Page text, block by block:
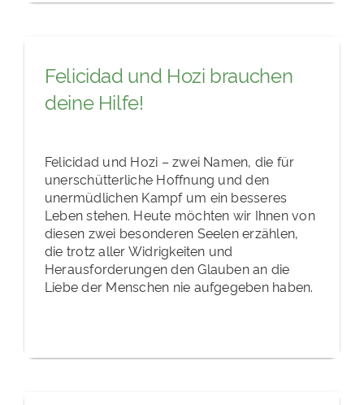
Felicidad und Hozi brauchen
deine Hilfe!
Felicidad und Hozi – zwei Namen, die für
unerschütterliche Hoffnung und den
unermüdlichen Kampf um ein besseres
Leben stehen. Heute möchten wir Ihnen von
diesen zwei besonderen Seelen erzählen,
die trotz aller Widrigkeiten und
Herausforderungen den Glauben an die
Liebe der Menschen nie aufgegeben haben.